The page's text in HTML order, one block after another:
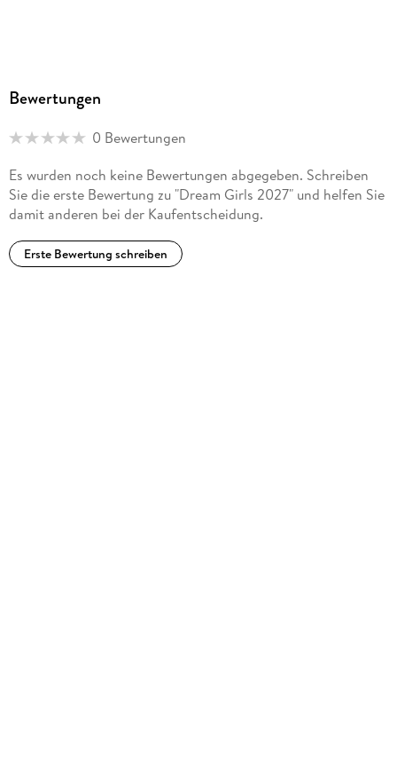
Bewertungen
0 Bewertungen
Es wurden noch keine Bewertungen abgegeben. Schreiben
Sie die erste Bewertung zu "Dream Girls 2027" und helfen Sie
damit anderen bei der Kaufentscheidung.
Erste Bewertung schreiben